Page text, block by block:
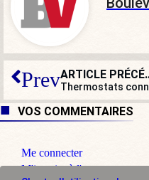
Prev
VOS COMMENTAIRES
Me connecter
M'inscrire à l'espace